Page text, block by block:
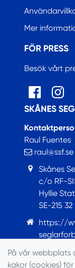
Mer
FÖR PRESS
Besök vårt
SKÅNES
Raul Fuentes
raul@ssf.se
Skånes
c/o RF-
Hyllie
SE-215 32
https://
https://
På vår webbplats
kakor (cookies)